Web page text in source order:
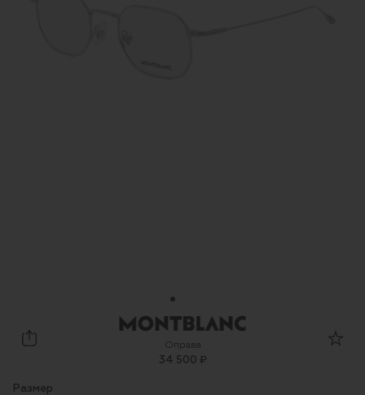
Montblanc
Оправа
34 500 ₽
Размер